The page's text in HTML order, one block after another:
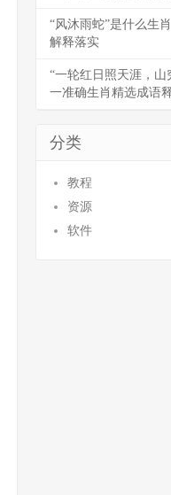
“风沐雨蛇”是什么生
解释落实
“一轮红日照天涯，
一准确生肖精选成语
分类
教程
资源
软件